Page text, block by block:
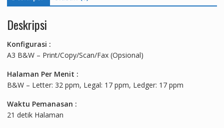
Deskripsi
Konfigurasi :
A3 B&W – Print/Copy/Scan/Fax (Opsional)
Halaman Per Menit :
B&W – Letter: 32 ppm, Legal: 17 ppm, Ledger: 17 ppm
Waktu Pemanasan :
21 detik Halaman